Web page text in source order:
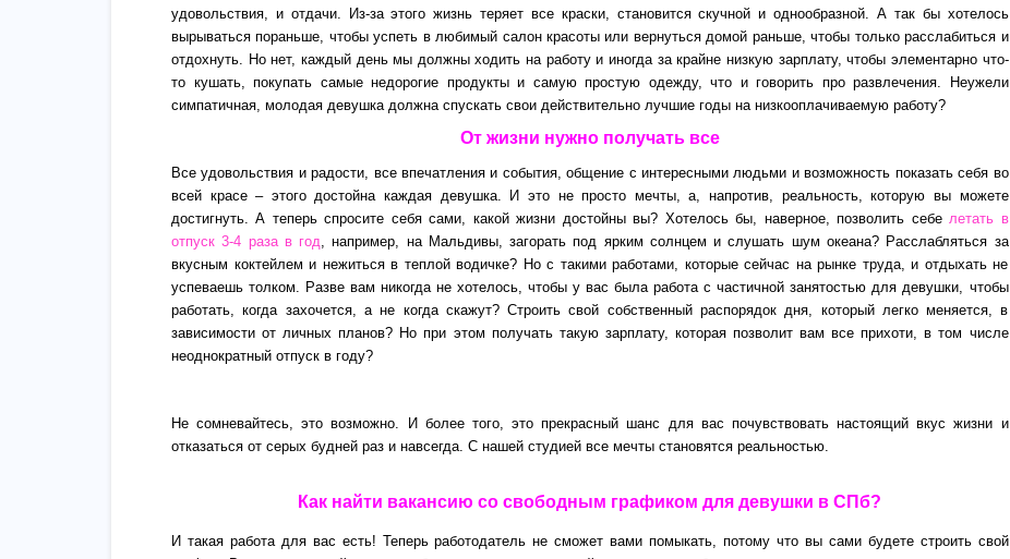
удовольствия, и отдачи. Из-за этого жизнь теряет все краски, становится скучной и однообразной. А так бы хотелось
вырываться пораньше, чтобы успеть в любимый салон красоты или вернуться домой раньше, чтобы только расслабиться и
отдохнуть. Но нет, каждый день мы должны ходить на работу и иногда за крайне низкую зарплату, чтобы элементарно что-
то кушать, покупать самые недорогие продукты и самую простую одежду, что и говорить про развлечения. Неужели
симпатичная, молодая девушка должна спускать свои действительно лучшие годы на низкооплачиваемую работу?
От жизни нужно получать все
Все удовольствия и радости, все впечатления и события, общение с интересными людьми и возможность показать себя во
всей красе – этого достойна каждая девушка. И это не просто мечты, а, напротив, реальность, которую вы можете
достигнуть. А теперь спросите себя сами, какой жизни достойны вы? Хотелось бы, наверное, позволить себелетать в
отпуск 3-4 раза в год, например, на Мальдивы, загорать под ярким солнцем и слушать шум океана? Расслабляться за
вкусным коктейлем и нежиться в теплой водичке? Но с такими работами, которые сейчас на рынке труда, и отдыхать не
успеваешь толком. Разве вам никогда не хотелось, чтобы у вас была работа с частичной занятостью для девушки, чтобы
работать, когда захочется, а не когда скажут? Строить свой собственный распорядок дня, который легко меняется, в
зависимости от личных планов? Но при этом получать такую зарплату, которая позволит вам все прихоти, в том числе
неоднократный отпуск в году?
Не сомневайтесь, это возможно. И более того, это прекрасный шанс для вас почувствовать настоящий вкус жизни и
отказаться от серых будней раз и навсегда. С нашей студией все мечты становятся реальностью.
Как найти вакансию со свободным графиком для девушки в СПб?
И такая работа для вас есть! Теперь работодатель не сможет вами помыкать, потому что вы сами будете строить свой